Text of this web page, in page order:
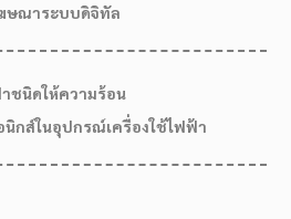
ษณาระบบดิจิทัล
ชนิดให้ความร้อน
นิกส์ในอุปกรณ์เครื่องใช้ไฟฟ้า